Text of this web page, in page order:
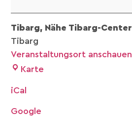
Tibarg, Nähe Tibarg-Center
Tibarg
Veranstaltungsort anschauen
Karte
iCal
Google